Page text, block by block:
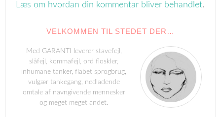
Læs om hvordan din kommentar bliver behandlet.
VELKOMMEN TIL STEDET DER…
Med GARANTI leverer stavefejl,
slåfejl, kommafejl, ord floskler,
inhumane tanker, flabet sprogbrug,
vulgær tankegang, nedladende
omtale af navngivende mennesker
og meget meget andet.